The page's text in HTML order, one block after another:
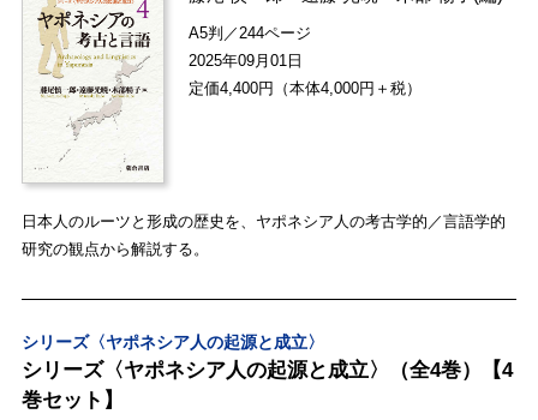
A5判／244ページ
2025年09月01日
定価4,400円（本体4,000円＋税）
日本人のルーツと形成の歴史を、ヤポネシア人の考古学的／言語学的
研究の観点から解説する。
シリーズ〈ヤポネシア人の起源と成立〉
シリーズ〈ヤポネシア人の起源と成立〉（全4巻）【4
巻セット】